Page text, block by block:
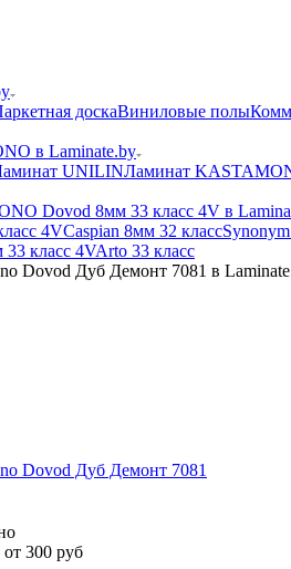
доскаВиниловые полы
в Laminate.by
UNILINЛаминат
Dovod 8мм 33 класс 4V в
4VCaspian 8мм 32 класс
класс 4VArto 33 класс
Dovod Дуб Демонт 7081 в
от 300 руб